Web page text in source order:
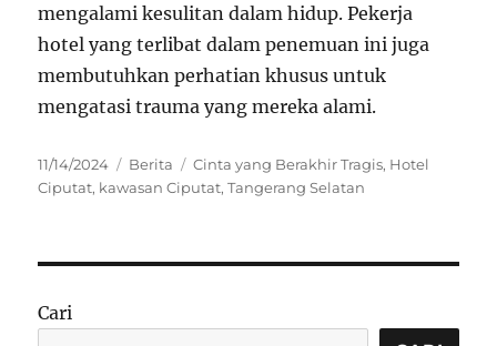
mengalami kesulitan dalam hidup. Pekerja
hotel yang terlibat dalam penemuan ini juga
membutuhkan perhatian khusus untuk
mengatasi trauma yang mereka alami.
Posted
on
11/14/2024 Categories
Berita Tags
Cinta yang Berakhir Tragis, Hotel
Ciputat, kawasan Ciputat,Tangerang Selatan
Cari